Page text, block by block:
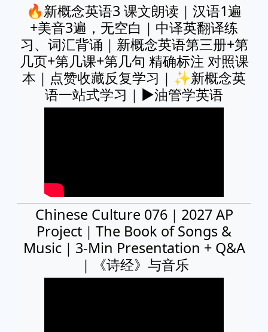
🔥新概念英语3 课文朗读｜汉语1遍
+美音3遍，无空白｜中译英翻译练
习、词汇背诵｜新概念英语第三册+第
几页+第几课+第几句 精确标注 对照课
本｜点赞收藏反复学习｜✨新概念英
语一站式学习｜►油管学英语
Chinese Culture 076｜2027 AP
Project｜The Book of Songs &
Music｜3-Min Presentation + Q&A
｜《诗经》与音乐